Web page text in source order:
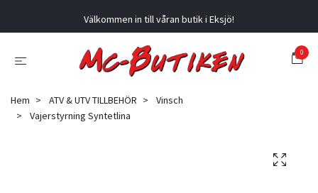
Välkommen in till våran butik i Eksjö!
0
Hem ATV & UTV TILLBEHÖR
Vinsch
Vajerstyrning Syntetlina